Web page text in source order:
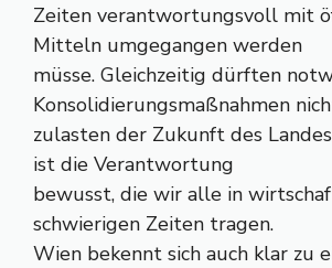
Zeiten verantwortungsvoll mit
Mitteln umgegangen werden
müsse. Gleichzeitig dürften
Konsolidierungsmaßnahmen
zulasten der Zukunft des Landes
ist die Verantwortung
bewusst, die wir alle in
schwierigen Zeiten tragen.
Wien bekennt sich auch klar zu